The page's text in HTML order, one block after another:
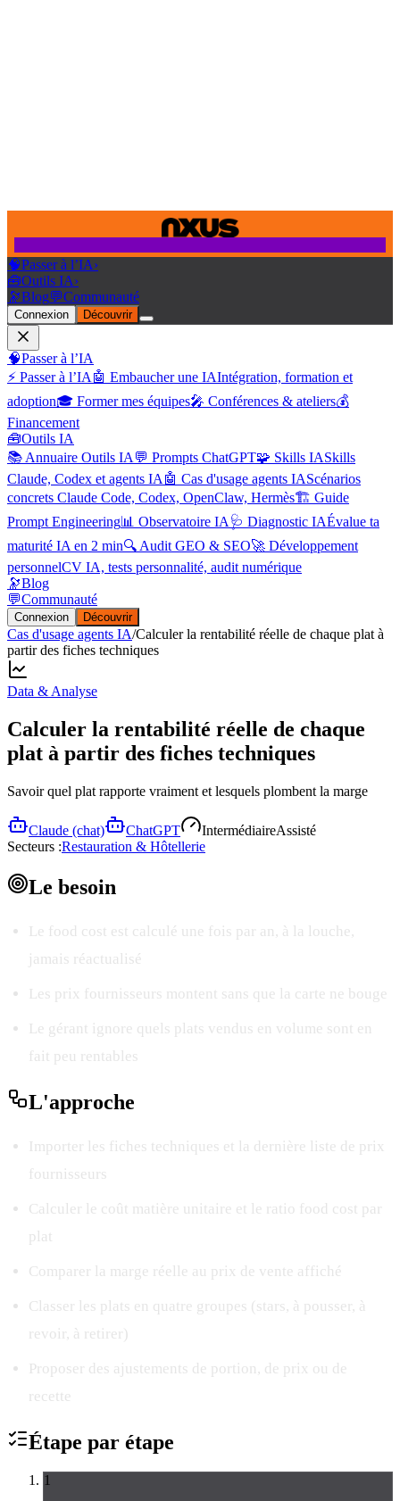
🧠Passer à l’IA›
🧰Outils IA›
🔭Blog💬Communauté
Connexion Découvrir
🧠Passer à l’IA
⚡ Passer à l’IA 🤖 Embaucher une IAIntégration, formation et
adoption🎓 Former mes équipes🎤 Conférences & ateliers💰
Financement
🧰Outils IA
📚 Annuaire Outils IA 💬 Prompts ChatGPT🧩 Skills IASkills
Claude, Codex et agents IA 🤖 Cas d'usage agents IAScénarios
concrets Claude Code, Codex, OpenClaw, Hermès🏗️ Guide
Prompt Engineering📊 Observatoire IA 🩺 Diagnostic IAÉvalue ta
maturité IA en 2 min🔍 Audit GEO & SEO🚀 Développement
personnelCV IA, tests personnalité, audit numérique
🔭Blog
💬Communauté
Connexion Découvrir
Cas d'usage agents IA/Calculer la rentabilité réelle de chaque plat à
partir des fiches techniques
Data & Analyse
Calculer la rentabilité réelle de chaque
plat à partir des fiches techniques
Savoir quel plat rapporte vraiment et lesquels plombent la marge
Claude (chat) ChatGPT IntermédiaireAssisté
Secteurs :Restauration & Hôtellerie
Le besoin
Le food cost est calculé une fois par an, à la louche,
jamais réactualisé
Les prix fournisseurs montent sans que la carte ne bouge
Le gérant ignore quels plats vendus en volume sont en
fait peu rentables
L'approche
Importer les fiches techniques et la dernière liste de prix
fournisseurs
Calculer le coût matière unitaire et le ratio food cost par
plat
Comparer la marge réelle au prix de vente affiché
Classer les plats en quatre groupes (stars, à pousser, à
revoir, à retirer)
Proposer des ajustements de portion, de prix ou de
recette
Étape par étape
1